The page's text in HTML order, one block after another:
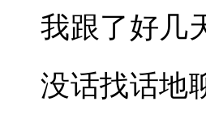
我跟了好几
没话找话地